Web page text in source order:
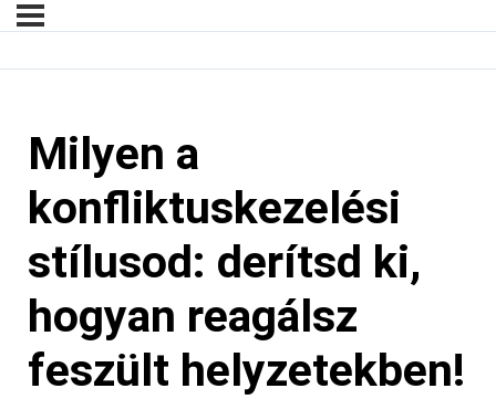
Milyen a
konfliktuskezelési
stílusod: derítsd ki,
hogyan reagálsz
feszült helyzetekben!